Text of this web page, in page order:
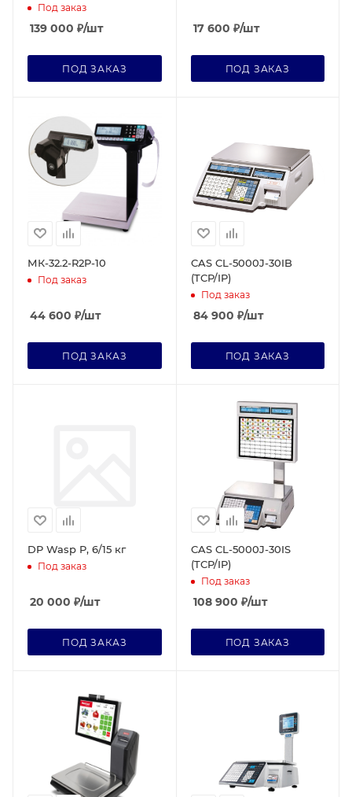
Под заказ
139 000 ₽/шт
ПОД ЗАКАЗ
17 600 ₽/шт
ПОД ЗАКАЗ
МК-32.2-R2P-10
Под заказ
44 600 ₽/шт
ПОД ЗАКАЗ
CAS CL-5000J-30IB
(TCP/IP)
Под заказ
84 900 ₽/шт
ПОД ЗАКАЗ
DP Wasp P, 6/15 кг
Под заказ
20 000 ₽/шт
ПОД ЗАКАЗ
CAS CL-5000J-30IS
(TCP/IP)
Под заказ
108 900 ₽/шт
ПОД ЗАКАЗ